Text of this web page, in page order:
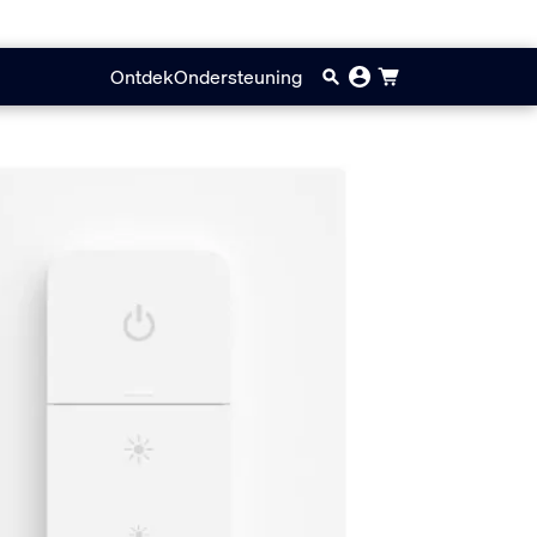
OntdekOndersteuning